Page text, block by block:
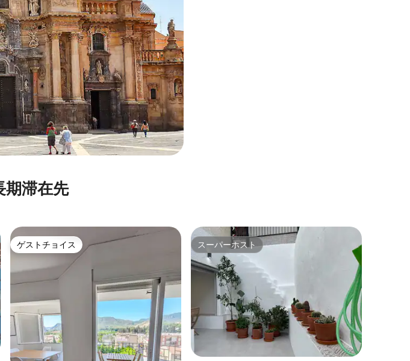
期滞在先
ゲストチョイス
ゲストチョイス スーパーホスト
スーパーホスト